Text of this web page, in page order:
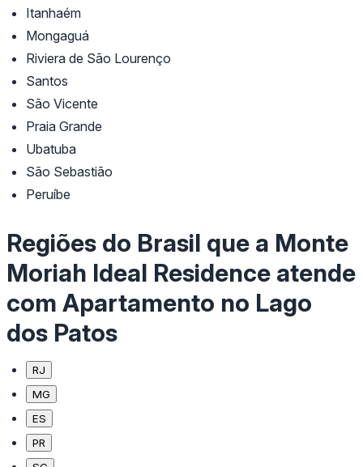
Itanhaém
Mongaguá
Riviera de São Lourenço
Santos
São Vicente
Praia Grande
Ubatuba
São Sebastião
Peruíbe
Regiões do Brasil que a Monte
Moriah Ideal Residence atende
com Apartamento no Lago
dos Patos
RJ
MG
ES
PR